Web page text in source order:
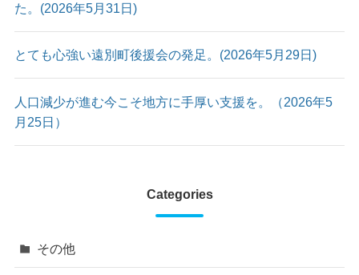
た。(2026年5月31日)
とても心強い遠別町後援会の発足。(2026年5月29日)
人口減少が進む今こそ地方に手厚い支援を。（2026年5
月25日）
Categories
その他